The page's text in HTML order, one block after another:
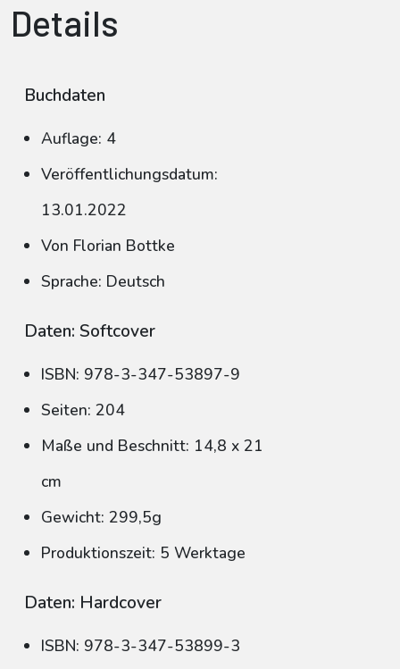
Details
Buchdaten
Auflage: 4
Veröffentlichungsdatum:
13.01.2022
Von Florian Bottke
Sprache: Deutsch
Daten: Softcover
ISBN: 978-3-347-53897-9
Seiten: 204
Maße und Beschnitt: 14,8 x 21
cm
Gewicht: 299,5g
Produktionszeit: 5 Werktage
Daten: Hardcover
ISBN: 978-3-347-53899-3